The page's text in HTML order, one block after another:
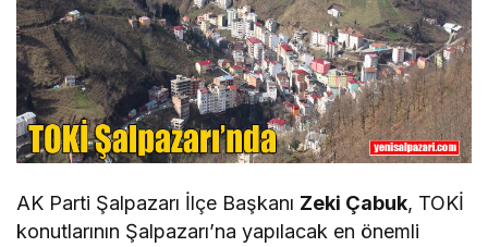
AK Parti Şalpazarı İlçe Başkanı Zeki Çabuk, TOKİ
konutlarının Şalpazarı’na yapılacak en önemli